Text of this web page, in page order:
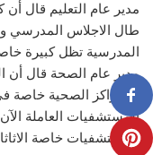
مدير عام التعليم قال
طال الاجلاس المدرسي
المدرسية تظل كبيرة
مدير عام الصحة قال أن
والمراكز الصحية خاصة
المستشفيات العاملة
المستشفيات خاصة